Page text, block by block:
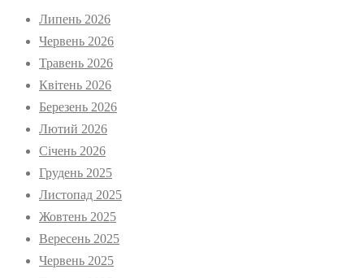
Липень 2026
Червень 2026
Травень 2026
Квітень 2026
Березень 2026
Лютий 2026
Січень 2026
Грудень 2025
Листопад 2025
Жовтень 2025
Вересень 2025
Червень 2025